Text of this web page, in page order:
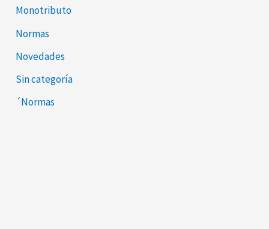
Monotributo
Normas
Novedades
Sin categoría
´Normas